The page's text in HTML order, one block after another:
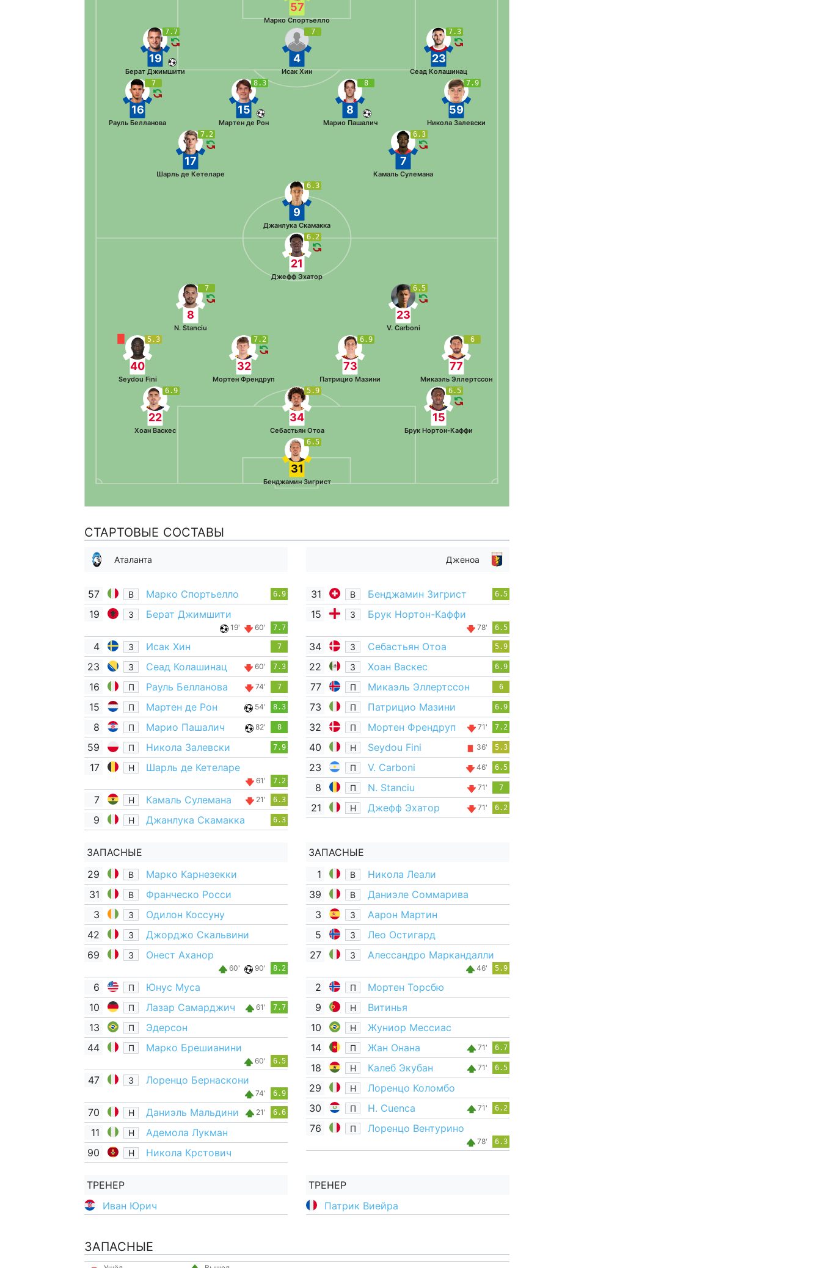
57
Марко Спортьелло
7.3
23
Сеад Колашинац
7
4
Исак Хин
7.7
19
Берат Джимшити
7.9
59
Никола Залевски
8
8
Марио Пашалич
8.3
15
Мартен де Рон
7
16
Рауль Белланова
6.3
7
Камаль Сулемана
7.2
17
Шарль де Кетеларе
6.3
9
Джанлука Скамакка
6.5
31
Бенджамин Зигрист
6.9
22
Хоан Васкес
5.9
34
Себастьян Отоа
6.5
15
Брук Нортон-Каффи
5.3
40
Seydou Fini
7.2
32
Мортен Френдруп
6.9
73
Патрицио Мазини
6
77
Микаэль Эллертссон
7
8
N. Stanciu
6.5
23
V. Carboni
6.2
21
Джефф Эхатор
СТАРТОВЫЕ СОСТАВЫ
Аталанта
57 В Марко Спортьелло 6.9
19 З Берат Джимшити
19' 60' 7.7
4 З Исак Хин 7
23 З Сеад Колашинац 60' 7.3
16 П Рауль Белланова 74' 7
15 П Мартен де Рон 54' 8.3
8 П Марио Пашалич 82' 8
59 П Никола Залевски 7.9
17 Н Шарль де Кетеларе
61' 7.2
7 Н Камаль Сулемана 21' 6.3
9 Н Джанлука Скамакка 6.3
ЗАПАСНЫЕ
29
В
Марко Карнезекки
31
В
Франческо Росси
3
З
Одилон Коссуну
42
З
Джорджо Скальвини
69
З Онест Аханор
60' 90' 8.2
6 П
Юнус Муса
10
П Лазар Самарджич 61' 7.7
13 П
Эдерсон
44
П Марко Брешианини
60' 6.5
47 З Лоренцо Бернаскони
74' 6.9
70 Н Даниэль Мальдини 21' 6.6
11 Н
Адемола Лукман
90
Н Никола Крстович
ТРЕНЕР
Иван Юрич
Дженоа
31 В Бенджамин Зигрист 6.5
15 З Брук Нортон-Каффи
78' 6.5
34 З Себастьян Отоа 5.9
22 З Хоан Васкес 6.9
77 П Микаэль Эллертссон 6
73 П Патрицио Мазини 6.9
32 П Мортен Френдруп 71' 7.2
40 Н Seydou Fini 36' 5.3
23 П V. Carboni 46' 6.5
8 П N. Stanciu 71' 7
21 Н Джефф Эхатор 71' 6.2
ЗАПАСНЫЕ
1
В
Никола Леали
39
В
Даниэле Соммарива
3
З
Аарон Мартин
5
З
Лео Остигард
27
З Алессандро Маркандалли
46' 5.9
2 П
Мортен Торсбю
9
Н
Витинья
10
Н
Жуниор Мессиас
14
П Жан Онана 71' 6.7
18 Н Калеб Экубан 71' 6.5
29 Н
Лоренцо Коломбо
30
П H. Cuenca 71' 6.2
76 П Лоренцо Вентурино
78' 6.3
ТРЕНЕР
Патрик Виейра
ЗАПАСНЫЕ